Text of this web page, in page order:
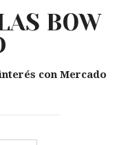
BOW
con Mercado